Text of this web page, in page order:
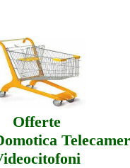
Ecommerce
Ecommerce
Offerte